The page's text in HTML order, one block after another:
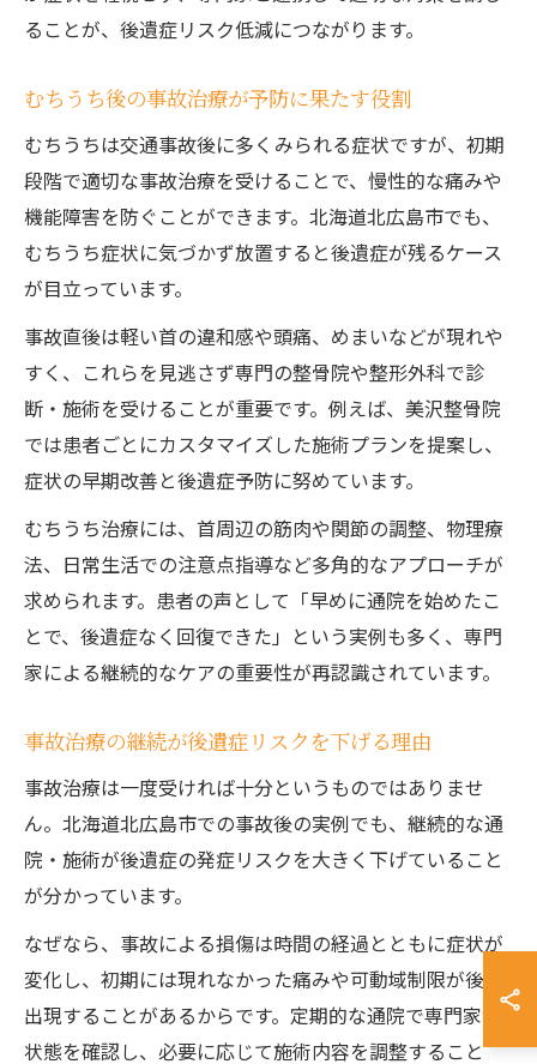
ることが、後遺症リスク低減につながります。
むちうち後の事故治療が予防に果たす役割
むちうちは交通事故後に多くみられる症状ですが、初期
段階で適切な事故治療を受けることで、慢性的な痛みや
機能障害を防ぐことができます。北海道北広島市でも、
むちうち症状に気づかず放置すると後遺症が残るケース
が目立っています。
事故直後は軽い首の違和感や頭痛、めまいなどが現れや
すく、これらを見逃さず専門の整骨院や整形外科で診
断・施術を受けることが重要です。例えば、美沢整骨院
では患者ごとにカスタマイズした施術プランを提案し、
症状の早期改善と後遺症予防に努めています。
むちうち治療には、首周辺の筋肉や関節の調整、物理療
法、日常生活での注意点指導など多角的なアプローチが
求められます。患者の声として「早めに通院を始めたこ
とで、後遺症なく回復できた」という実例も多く、専門
家による継続的なケアの重要性が再認識されています。
事故治療の継続が後遺症リスクを下げる理由
事故治療は一度受ければ十分というものではありませ
ん。北海道北広島市での事故後の実例でも、継続的な通
院・施術が後遺症の発症リスクを大きく下げていること
が分かっています。
なぜなら、事故による損傷は時間の経過とともに症状が
変化し、初期には現れなかった痛みや可動域制限が後日
出現することがあるからです。定期的な通院で専門家が
状態を確認し、必要に応じて施術内容を調整すること